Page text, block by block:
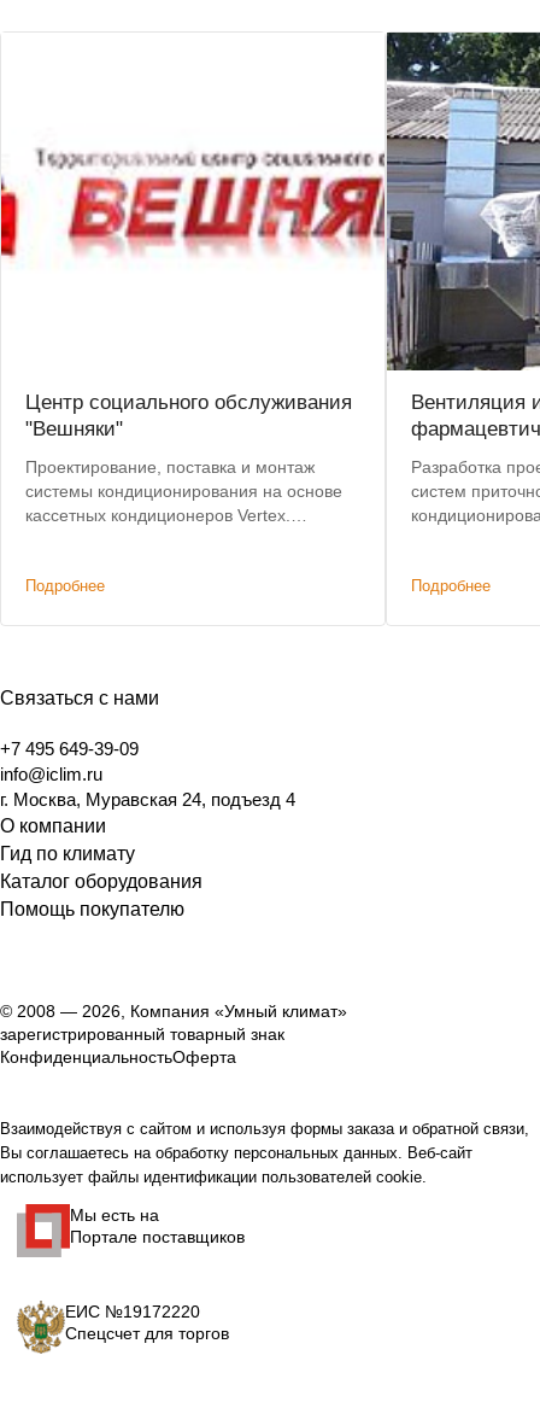
Центр социального обслуживания
"Вешняки"
Проектирование, поставка и монтаж
системы кондиционирования на основе
кассетных кондиционеров Vertex.
Подробнее
Вентиляция
Разработка
систем
Подробнее
Связаться с нами
+7 495 649-39-09
info@iclim.ru
г. Москва, Муравская 24, подъезд 4
О компании
Гид по климату
Каталог оборудования
Помощь покупателю
© 2008 — 2026, Компания «Умный климат»
зарегистрированный товарный знак
КонфиденциальностьОферта
Взаимодействуя с сайтом и используя формы заказа и обратной связи,
Вы соглашаетесь на обработку персональных данных. Веб-сайт
использует файлы идентификации пользователей cookie.
Мы есть на
Портале поставщиков
ЕИС №19172220
Спецсчет для торгов